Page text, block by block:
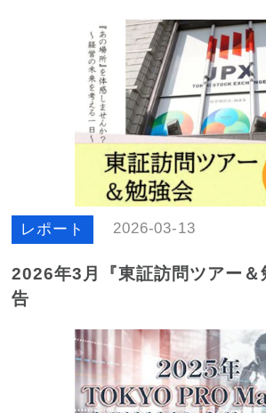
レポート 2026-03-13
2026年3月『東証訪問ツアー＆
告